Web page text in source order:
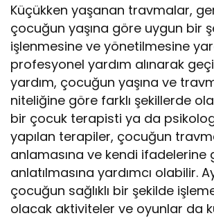
Küçükken yaşanan travmalar,
çocuğun yaşına göre uygun bir
işlenmesine ve yönetilmesine
profesyonel yardım alınarak
yardım, çocuğun yaşına ve
niteliğine göre farklı şekillerde
bir çocuk terapisti ya da
yapılan terapiler, çocuğun
anlamasına ve kendi ifadelerine
anlatılmasına yardımcı olabilir.
çocuğun sağlıklı bir şekilde
olacak aktiviteler ve oyunlar da